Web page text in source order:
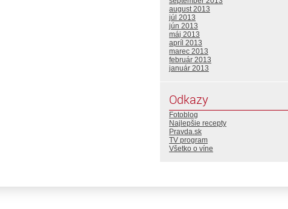
august 2013
júl 2013
jún 2013
máj 2013
apríl 2013
marec 2013
február 2013
január 2013
Odkazy
Fotoblog
Najlepšie recepty
Pravda.sk
TV program
Všetko o víne